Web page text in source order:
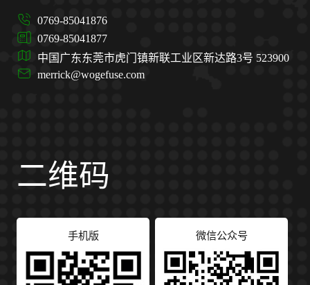
0769-85041876
0769-85041877
中国广东东莞市虎门镇新联工业区新达路3号 523900
merrick@wogefuse.com
二维码
手机版 微信公众号